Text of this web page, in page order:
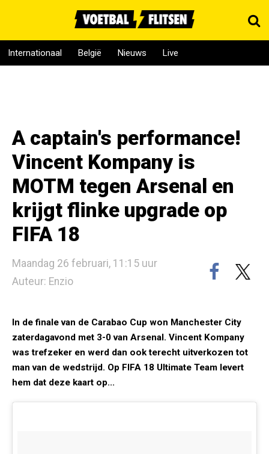
Internationaal België Nieuws Live
A captain's performance!
Vincent Kompany is
MOTM tegen Arsenal en
krijgt flinke upgrade op
FIFA 18
Maandag 26 februari, 11:15 uur
Auteur: Enzio
In de finale van de Carabao Cup won Manchester City
zaterdagavond met 3-0 van Arsenal. Vincent Kompany
was trefzeker en werd dan ook terecht uitverkozen tot
man van de wedstrijd. Op FIFA 18 Ultimate Team levert
hem dat deze kaart op...